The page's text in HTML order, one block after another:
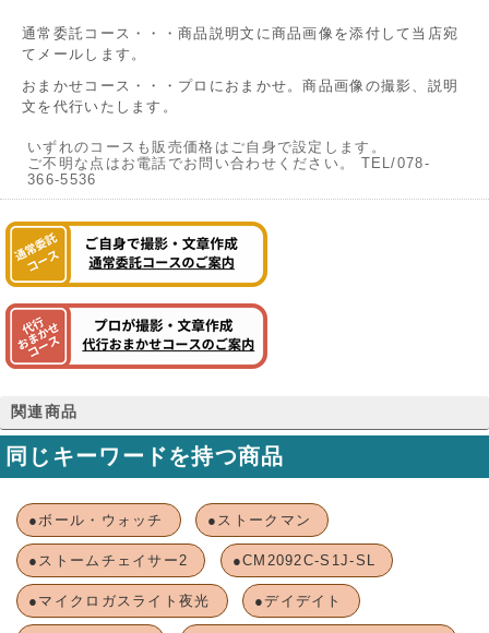
通常委託コース・・・商品説明文に商品画像を添付して当店宛
てメールします。
おまかせコース・・・プロにおまかせ。商品画像の撮影、説明
文を代行いたします。
いずれのコースも販売価格はご自身で設定します。
ご不明な点はお電話でお問い合わせください。 TEL/078-
366-5536
関連商品
同じキーワードを持つ商品
●ボール・ウォッチ ●ストークマン
●ストームチェイサー2 ●CM2092C-S1J-SL
●マイクロガスライト夜光 ●デイデイト